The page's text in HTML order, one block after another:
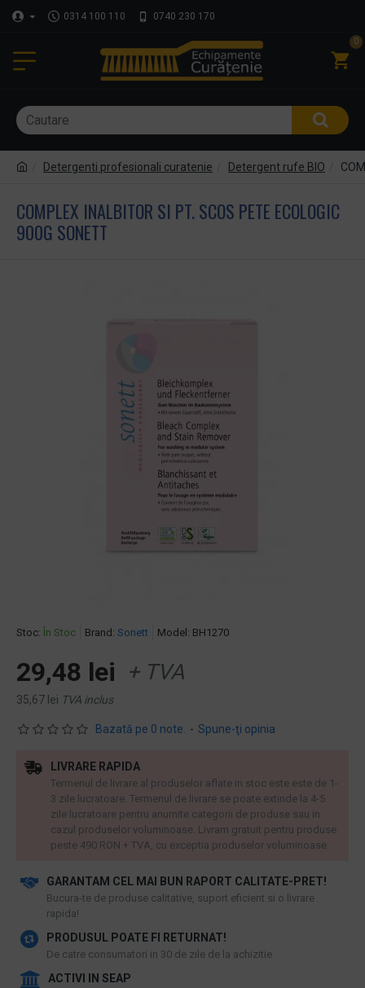
0314 100 110 0740 230 170
0
Detergenti profesionali curatenie Detergent rufe BIO
COMPLEX INALBITOR SI PT. SCOS PETE ECOLOGIC
900G SONETT
Stoc: În Stoc Brand: Sonett Model: BH1270
Bazată pe 0 note. - Spune-ţi opinia
29,48 lei + TVA
35,67 lei TVA inclus
GARANTAM CEL MAI BUN RAPORT CALITATE-PRET!
​Bucura-te de produse calitative, suport eficient si o livrare
rapida!
PRODUSUL POATE FI RETURNAT!
De catre consumatori in 30 de zile de la achizitie
ACTIVI IN SEAP
LIVRARE RAPIDA
Termenul de livrare al produselor aflate in stoc este este de 1-
3 zile lucratoare. Termenul de livrare se poate extinde la 4-5
zile lucratoare pentru anumite categorii de produse sau in
cazul produselor voluminoase. Livram gratuit pentru produse
peste 490 RON + TVA, cu exceptia produselor voluminoase.